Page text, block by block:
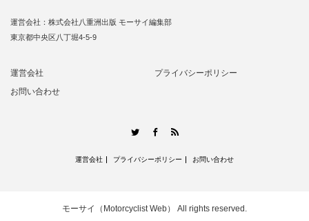
運営会社：株式会社八重洲出版 モーサイ編集部
東京都中央区八丁堀4-5-9
運営会社
プライバシーポリシー
お問い合わせ
TwitterFacebook
運営会社 プライバシーポリシー お問い合わせ
モーサイ（Motorcyclist Web） All rights reserved.